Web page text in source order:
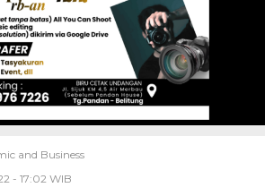
and Business
- 17:02 WIB